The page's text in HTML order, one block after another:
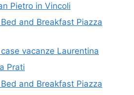
Pietro in Vincoli
and Breakfast Piazza
vacanze Laurentina
Prati
and Breakfast Piazza